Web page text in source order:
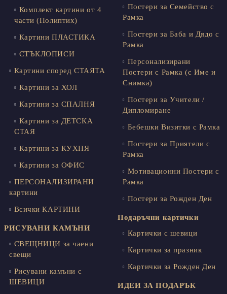
Комплект картини от 4
части (Полиптих)
Картини ПЛАСТИКА
СТЪКЛОПИСИ
Картини според СТАЯТА
Картини за ХОЛ
Картини за СПАЛНЯ
Картини за ДЕТСКА
СТАЯ
Картини за КУХНЯ
Картини за ОФИС
ПЕРСОНАЛИЗИРАНИ
картини
Всички КАРТИНИ
РИСУВАНИ КАМЪНИ
СВЕЩНИЦИ за чаени
свещи
Рисувани камъни с
ШЕВИЦИ
Постери за Семейство с
Рамка
Постери за Баба и Дядо с
Рамка
Персонализирани
Постери с Рамка (с Име и
Снимка)
Постери за Учители /
Дипломиране
Бебешки Визитки с Рамка
Постери за Приятели с
Рамка
Мотивационни Постери с
Рамка
Постери за Рожден Ден
Подаръчни картички
Картички с шевици
Картички за празник
Картички за Рожден Ден
ИДЕИ ЗА ПОДАРЪК